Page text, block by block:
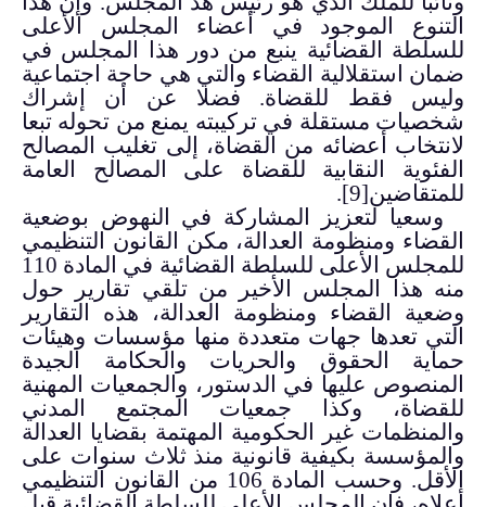
التنوع الموجود في أعضاء المجلس الأعلى
للسلطة القضائية ينبع من دور هذا المجلس في
ضمان استقلالية القضاء والتي هي حاجة اجتماعية
وليس فقط للقضاة. فضلا عن أن إشراك
شخصيات مستقلة في تركيبته يمنع من تحوله تبعا
لانتخاب أعضائه من القضاة، إلى تغليب المصالح
الفئوية النقابية للقضاة على المصالح العامة
للمتقاضين[9]
.
وسعيا لتعزيز المشاركة في النهوض بوضعية
القضاء ومنظومة العدالة، مكن القانون التنظيمي
للمجلس الأعلى للسلطة القضائية في المادة 110
منه هذا المجلس الأخير من تلقي تقارير حول
وضعية القضاء ومنظومة العدالة، هذه التقارير
التي تعدها جهات متعددة منها مؤسسات وهيئات
حماية الحقوق والحريات والحكامة الجيدة
المنصوص عليها في الدستور، والجمعيات المهنية
للقضاة، وكذا جمعيات المجتمع المدني
والمنظمات غير الحكومية المهتمة بقضايا العدالة
والمؤسسة بكيفية قانونية منذ ثلاث سنوات على
الأقل. وحسب المادة 106 من القانون التنظيمي